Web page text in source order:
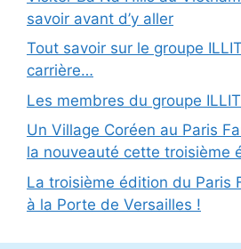
savoir avant d’y aller
Tout savoir sur le groupe
carrière…
Les membres du groupe ILLIT
Un Village Coréen au Paris
la nouveauté cette troisième
La troisième édition du Paris
à la Porte de Versailles !